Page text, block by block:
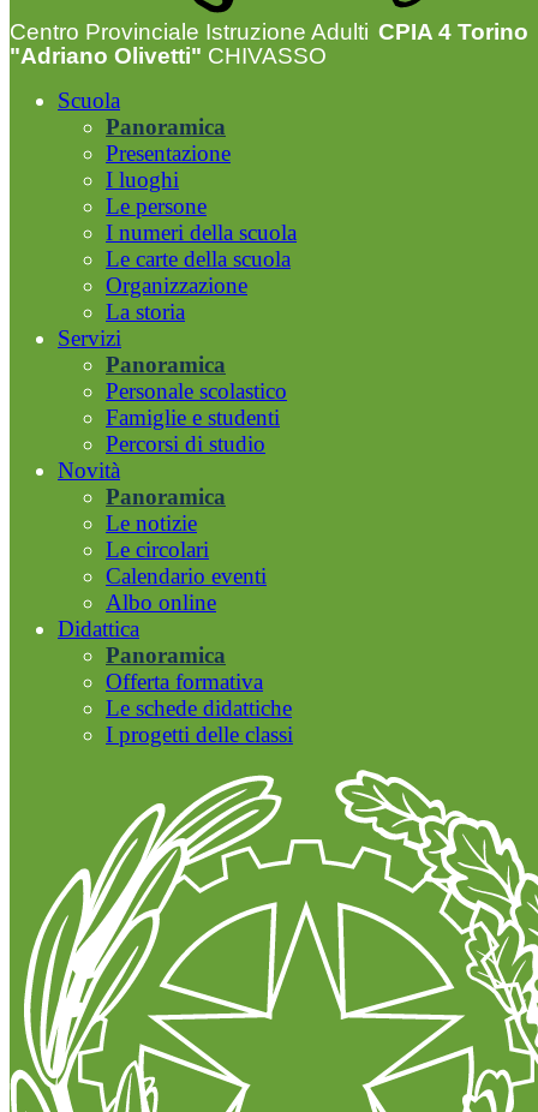
Centro Provinciale Istruzione Adulti CPIA 4 Torino
"Adriano Olivetti" CHIVASSO
Scuola
Panoramica
Presentazione
I luoghi
Le persone
I numeri della scuola
Le carte della scuola
Organizzazione
La storia
Servizi
Panoramica
Personale scolastico
Famiglie e studenti
Percorsi di studio
Novità
Panoramica
Le notizie
Le circolari
Calendario eventi
Albo online
Didattica
Panoramica
Offerta formativa
Le schede didattiche
I progetti delle classi